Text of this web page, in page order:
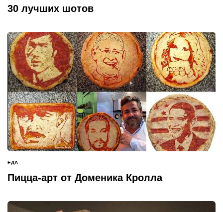
В
30 лучших шотов
ОПУБЛИКОВАНО
В
ЕДА
Пицца-арт от Доменика Кролла